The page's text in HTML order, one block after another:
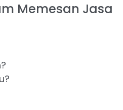
Memesan Jasa